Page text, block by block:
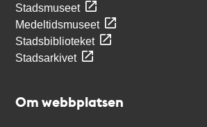
Stadsmuseet
Medeltidsmuseet
Stadsbiblioteket
Stadsarkivet
Om webbplatsen